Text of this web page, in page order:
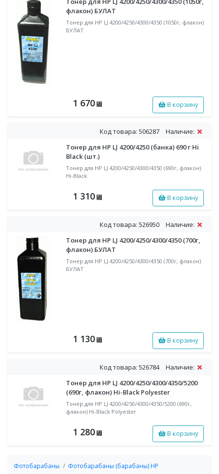
флакон) БУЛАТ
Тонер для HP LJ 4200/4250/4300/4350 (1050г, флакон)
БУЛАТ
1 670 ⃏ В корзину
Код товара: 506287
Наличие:
Тонер для HP LJ 4200/4250 (банка) 690 г Hi
Black (шт.)
Тонер для HP LJ 4200/4250/4300/4350 (690г, флакон)
Hi-Black
1 310 ⃏ В корзину
Код товара: 526950
Наличие:
Тонер для HP LJ 4200/4250/4300/4350 (700г,
флакон) БУЛАТ
Тонер для HP LJ 4200/4250/4300/4350 (700г, флакон)
БУЛАТ
1 130 ⃏ В корзину
Код товара: 526784
Наличие:
Тонер для HP LJ 4200/4250/4300/4350/5200
(690г, флакон) Hi-Black Polyester
Тонер для HP LJ 4200/4250/4300/4350/5200 (690г,
флакон) Hi-Black Polyester
1 280 ⃏ В корзину
Фотобарабаны Фотобарабаны (барабаны) HP